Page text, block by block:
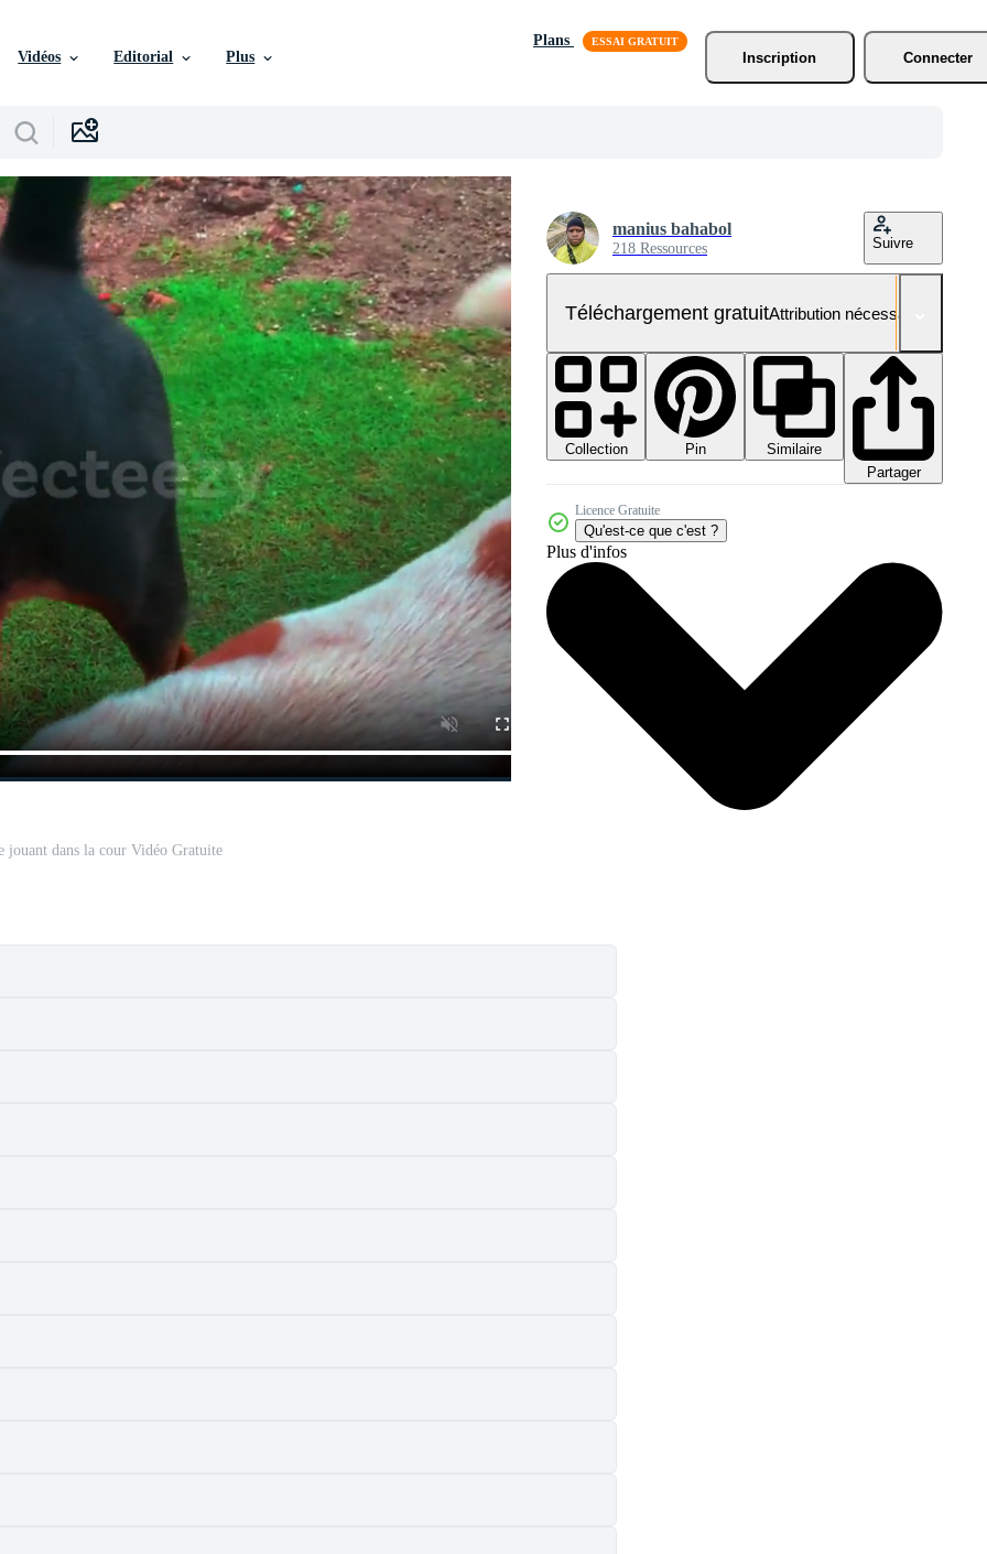
Vidéos Editorial Plus
Plans
Inscription
Connecter
jouant dans la cour Vidéo Gratuite
manius bahabol
218 Ressources Suivre
Téléchargement gratuitAttribution nécessaire
Collection Pin
Similaire
Partager
Licence Gratuite
Qu'est-ce que c'est ?
Plus d'infos